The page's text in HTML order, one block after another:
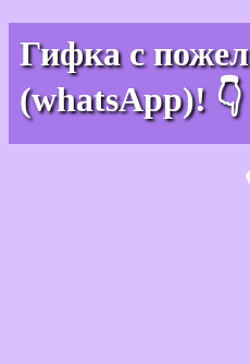
Гифка с
(whatsApp)! 👇